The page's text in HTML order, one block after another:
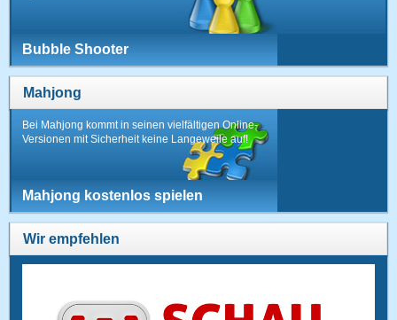
Bubble Shooter
Mahjong
Bei Mahjong kommt in seinen vielfältigen Online-
Versionen mit Sicherheit keine Langeweile auf!
Mahjong kostenlos spielen
Wir empfehlen